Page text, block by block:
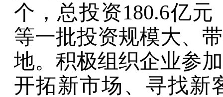
个， 总投资180.6亿元
等一批投资规模大、
地。 积极组织企业参
开拓新市场、寻找新